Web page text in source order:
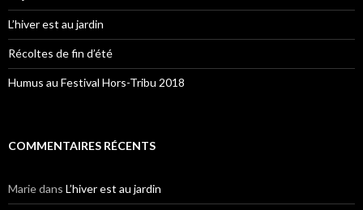
L’hiver est au jardin
Récoltes de fin d’été
Humus au Festival Hors-Tribu 2018
COMMENTAIRES RÉCENTS
Mariedans L’hiver est au jardin